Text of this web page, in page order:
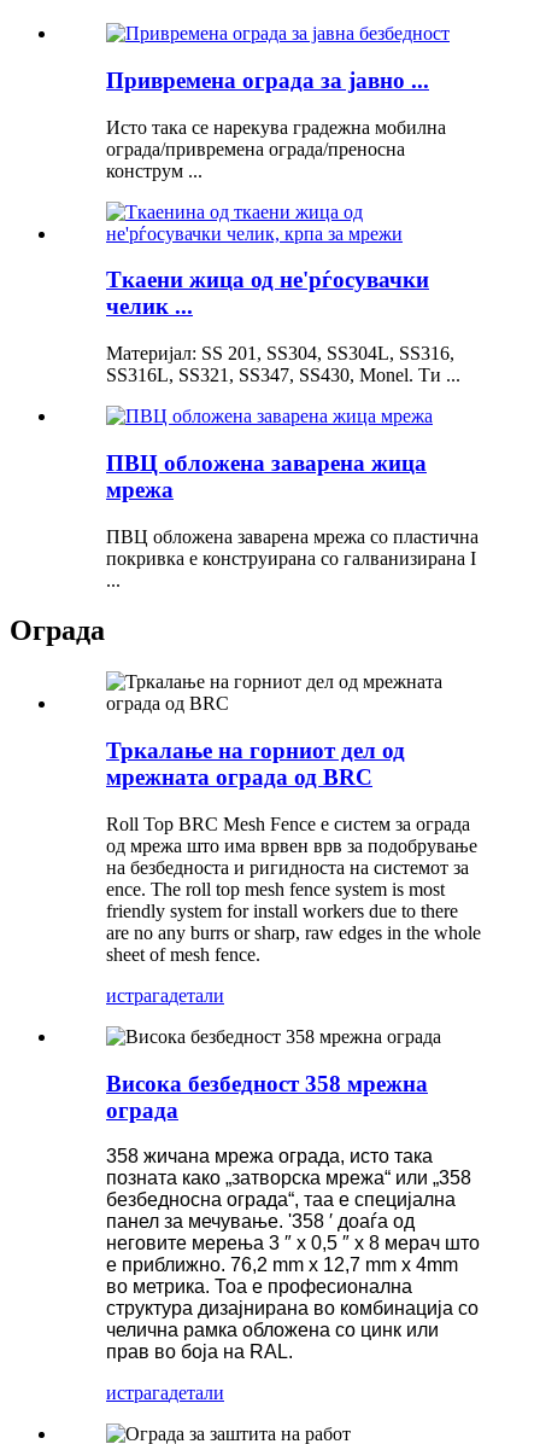
Привремена ограда за јавно ...
Исто така се нарекува градежна мобилна
ограда/привремена ограда/преносна
конструм ...
Ткаени жица од не'рѓосувачки
челик ...
Материјал: SS 201, SS304, SS304L, SS316,
SS316L, SS321, SS347, SS430, Monel. Ти ...
ПВЦ обложена заварена жица
мрежа
ПВЦ обложена заварена мрежа со пластична
покривка е конструирана со галванизирана I
...
Ограда
Тркалање на горниот дел од
мрежната ограда од BRC
Roll Top BRC Mesh Fence е систем за ограда
од мрежа што има врвен врв за подобрување
на безбедноста и ригидноста на системот за
ence. The roll top mesh fence system is most
friendly system for install workers due to there
are no any burrs or sharp, raw edges in the whole
sheet of mesh fence.
истрагадетали
Висока безбедност 358 мрежна
ограда
358 жичана мрежа ограда, исто така
позната како „затворска мрежа“ или „358
безбедносна ограда“, таа е специјална
панел за мечување. '358 ′ доаѓа од
неговите мерења 3 ″ x 0,5 ″ x 8 мерач што
е приближно. 76,2 mm x 12,7 mm x 4mm
во метрика. Тоа е професионална
структура дизајнирана во комбинација со
челична рамка обложена со цинк или
прав во боја на RAL.
истрагадетали